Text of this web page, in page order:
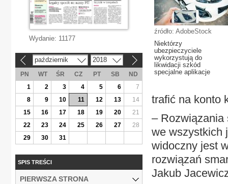
źródło: AdobeStock
Niektórzy
ubezpieczyciele
wykorzystują do
likwidacji szkód
specjalne aplikacje
trafić na konto
– Rozwiązania
we wszystkich
widoczny jest
rozwiązań
Jakub
Wydanie: 11177
październik 2018
PN WT ŚR CZ PT SB
ND
1
2 3 4 5 6
7
8
9 10 11 12 13
14
15
16 17 18 19 20
21
22
23 24 25 26 27
28
29
30 31
SPIS TREŚCI
PIERWSZA STRONA